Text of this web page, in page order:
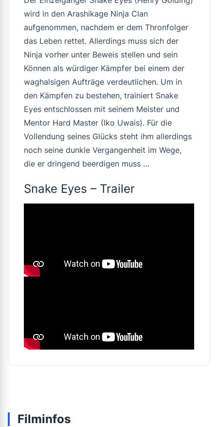
wird in den Arashikage Ninja Clan
aufgenommen, nachdem er dem Thronfolger
das Leben rettet. Allerdings muss sich der
Ninja vorher unter Beweis stellen und sein
Können als würdiger Kämpfer bei einem der
waghalsigen Aufträge verdeutlichen. Um in
den Kämpfen zu bestehen, trainiert Snake
Eyes entschlossen mit seinem Meister und
Mentor Hard Master (Iko Uwais). Für die
Vollendung seines Glücks steht ihm allerdings
noch seine dunkle Vergangenheit im Wege,
die er dringend beerdigen muss …
Snake Eyes – Trailer
Filminfos